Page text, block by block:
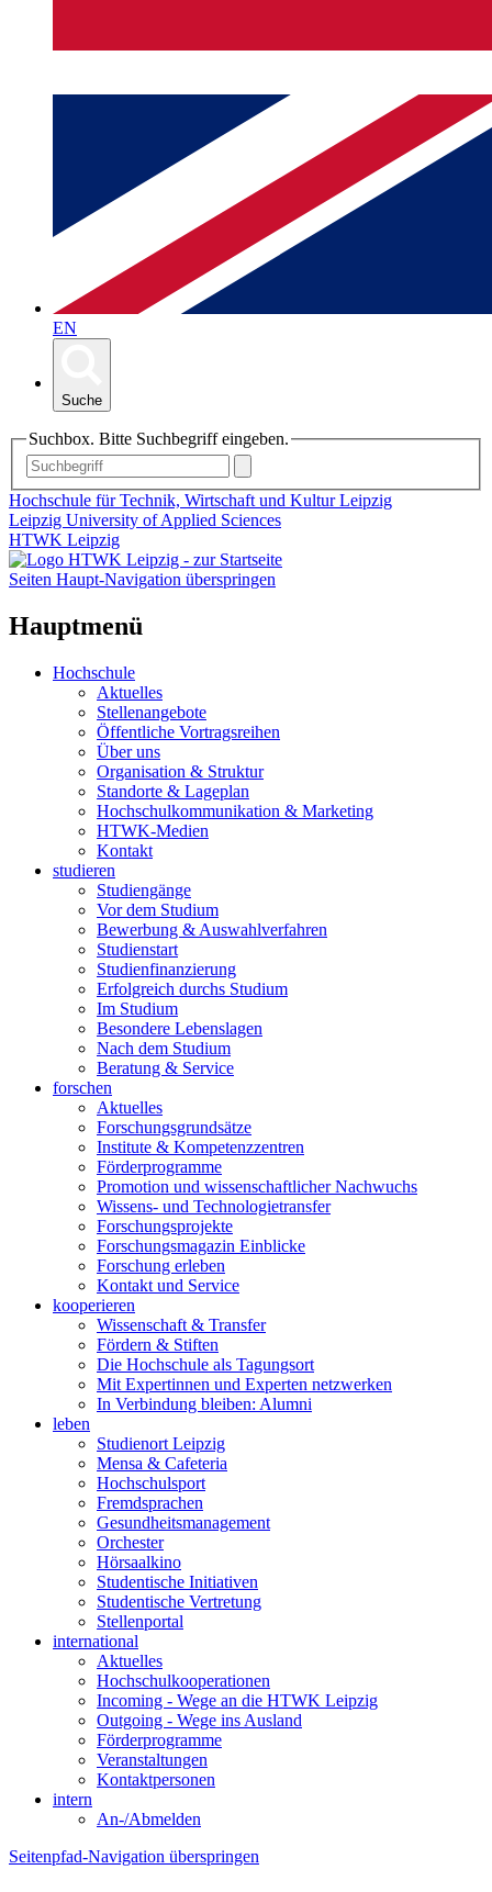
EN
Suche
Suchbox. Bitte Suchbegriff eingeben.
Hochschule für Technik, Wirtschaft und Kultur Leipzig
Leipzig University of Applied Sciences
HTWK Leipzig
Seiten Haupt-Navigation überspringen
Hauptmenü
Hochschule
Aktuelles
Stellenangebote
Öffentliche Vortragsreihen
Über uns
Organisation & Struktur
Standorte & Lageplan
Hochschulkommunikation & Marketing
HTWK-Medien
Kontakt
studieren
Studiengänge
Vor dem Studium
Bewerbung & Auswahlverfahren
Studienstart
Studienfinanzierung
Erfolgreich durchs Studium
Im Studium
Besondere Lebenslagen
Nach dem Studium
Beratung & Service
forschen
Aktuelles
Forschungsgrundsätze
Institute & Kompetenzzentren
Förderprogramme
Promotion und wissenschaftlicher Nachwuchs
Wissens- und Technologietransfer
Forschungsprojekte
Forschungsmagazin Einblicke
Forschung erleben
Kontakt und Service
kooperieren
Wissenschaft & Transfer
Fördern & Stiften
Die Hochschule als Tagungsort
Mit Expertinnen und Experten netzwerken
In Verbindung bleiben: Alumni
leben
Studienort Leipzig
Mensa & Cafeteria
Hochschulsport
Fremdsprachen
Gesundheitsmanagement
Orchester
Hörsaalkino
Studentische Initiativen
Studentische Vertretung
Stellenportal
international
Aktuelles
Hochschulkooperationen
Incoming - Wege an die HTWK Leipzig
Outgoing - Wege ins Ausland
Förderprogramme
Veranstaltungen
Kontaktpersonen
intern
An-/Abmelden
Seitenpfad-Navigation überspringen